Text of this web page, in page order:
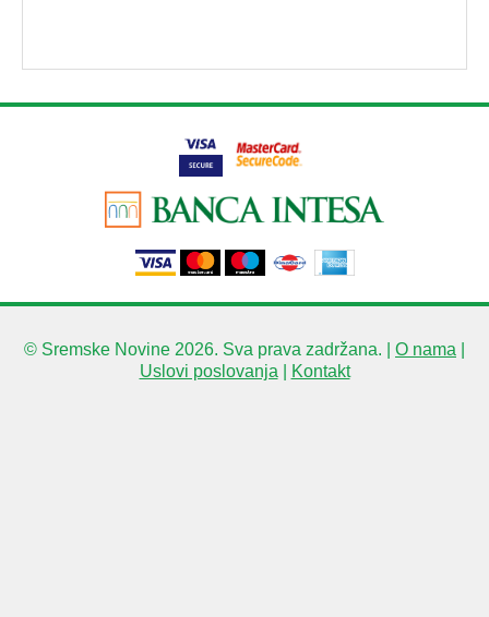
© Sremske Novine 2026. Sva prava zadržana. | O nama
Uslovi poslovanja| Kontakt